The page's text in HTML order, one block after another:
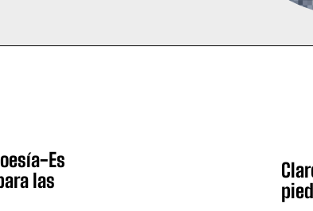
Es
las